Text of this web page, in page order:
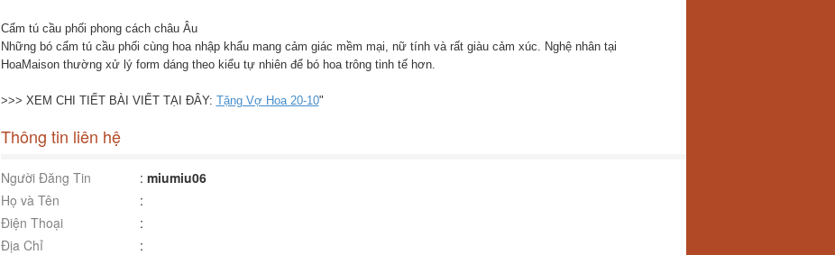
Cẩm tú cầu phối phong cách châu Âu
Những bó cẩm tú cầu phối cùng hoa nhập khẩu mang cảm giác mềm mại, nữ tính và rất giàu cảm xúc. Nghệ nhân tại
HoaMaison thường xử lý form dáng theo kiểu tự nhiên để bó hoa trông tinh tế hơn.
>>> XEM CHI TIẾT BÀI VIẾT TẠI ĐÂY: Tặng Vợ Hoa 20-10"
Thông tin liên hệ
Người Đăng Tin : miumiu06
Họ và Tên
:
Điện Thoại
:
Địa Chỉ
: